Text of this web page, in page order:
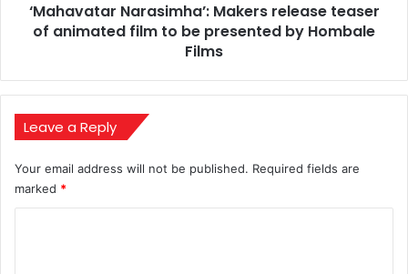
presented
Films
‘Mahavatar Narasimha’: Makers release teaser
of animated film to be presented by Hombale
Films
Leave a Reply
Your email address will not be published. Required fields are
marked *